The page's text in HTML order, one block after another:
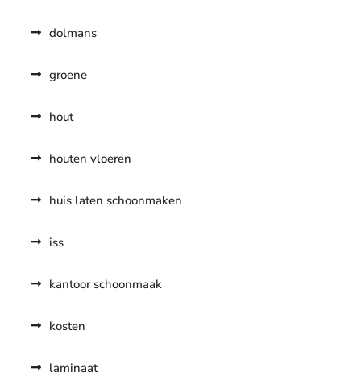
dolmans
groene
hout
houten vloeren
huis laten schoonmaken
iss
kantoor schoonmaak
kosten
laminaat